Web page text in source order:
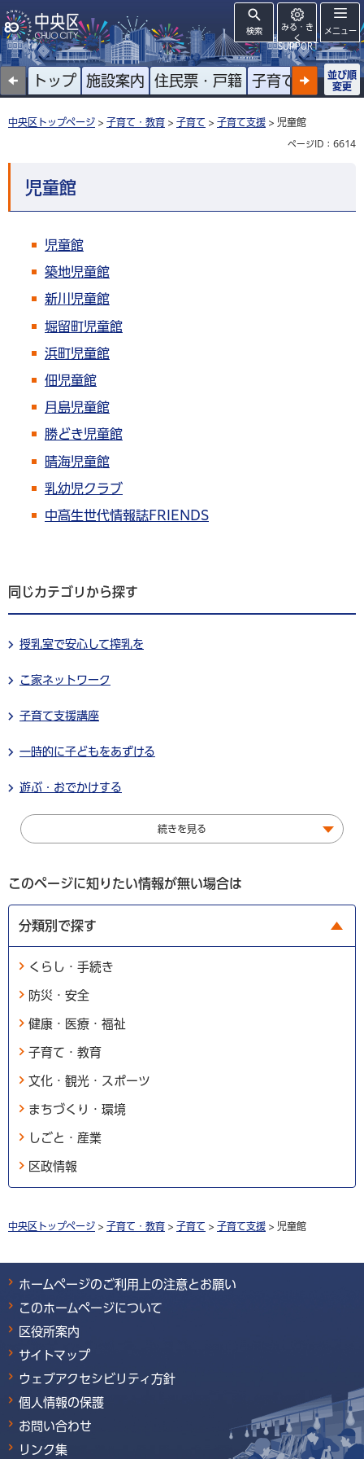
検索
みる・き
く
SUPPORT
メニュー
トップ 施設案内 住民票・戸籍 子育て 高齢者
並び順
変更
中央区トップページ > 子育て・教育 > 子育て > 子育て支援 > 児童館
ページID：6614
児童館
児童館
築地児童館
新川児童館
堀留町児童館
浜町児童館
佃児童館
月島児童館
勝どき児童館
晴海児童館
乳幼児クラブ
中高生世代情報誌FRIENDS
同じカテゴリから探す
授乳室で安心して搾乳を
こ家ネットワーク
子育て支援講座
一時的に子どもをあずける
遊ぶ・おでかけする
続きを見る
このページに知りたい情報が無い場合は
分類別で探す
くらし・手続き
防災・安全
健康・医療・福祉
子育て・教育
文化・観光・スポーツ
まちづくり・環境
しごと・産業
区政情報
中央区トップページ > 子育て・教育 > 子育て > 子育て支援 > 児童館
ホームページのご利用上の注意とお願い
このホームページについて
区役所案内
サイトマップ
ウェブアクセシビリティ方針
個人情報の保護
お問い合わせ
リンク集